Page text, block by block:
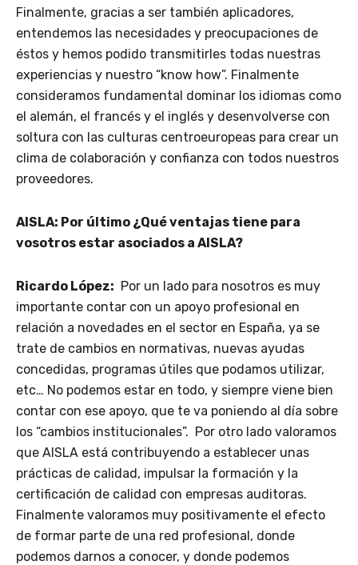
Finalmente, gracias a ser también aplicadores,
entendemos las necesidades y preocupaciones de
éstos y hemos podido transmitirles todas nuestras
experiencias y nuestro “know how”. Finalmente
consideramos fundamental dominar los idiomas como
el alemán, el francés y el inglés y desenvolverse con
soltura con las culturas centroeuropeas para crear un
clima de colaboración y confianza con todos nuestros
proveedores.
AISLA: Por último ¿Qué ventajas tiene para
vosotros estar asociados a AISLA?
Ricardo López: Por un lado para nosotros es muy
importante contar con un apoyo profesional en
relación a novedades en el sector en España, ya se
trate de cambios en normativas, nuevas ayudas
concedidas, programas útiles que podamos utilizar,
etc… No podemos estar en todo, y siempre viene bien
contar con ese apoyo, que te va poniendo al día sobre
los “cambios institucionales”. Por otro lado valoramos
que AISLA está contribuyendo a establecer unas
prácticas de calidad, impulsar la formación y la
certificación de calidad con empresas auditoras.
Finalmente valoramos muy positivamente el efecto
de formar parte de una red profesional, donde
podemos darnos a conocer, y donde podemos